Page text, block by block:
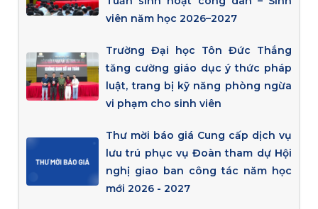
viên năm học 2026–2027
Trường Đại học Tôn Đức Thắng
tăng cường giáo dục ý thức pháp
luật, trang bị kỹ năng phòng ngừa
vi phạm cho sinh viên
Thư mời báo giá Cung cấp dịch vụ
lưu trú phục vụ Đoàn tham dự Hội
nghị giao ban công tác năm học
mới 2026 - 2027